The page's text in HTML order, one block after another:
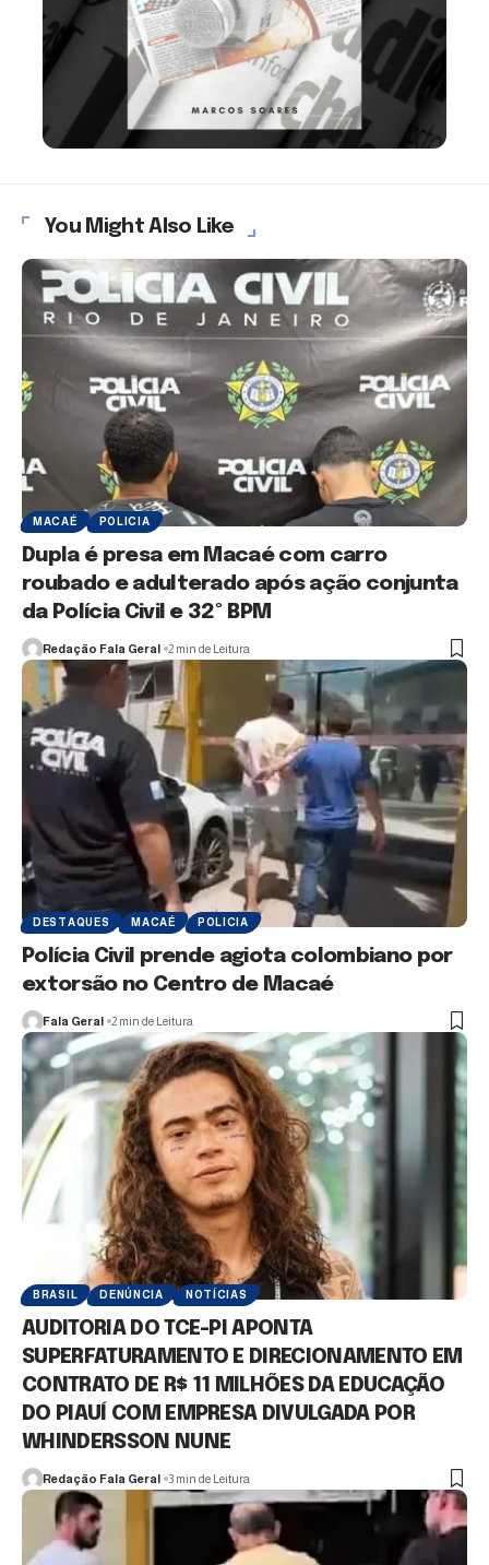
You Might Also Like
MACAÉ POLICIA
Dupla é presa em Macaé com carro
roubado e adulterado após ação conjunta
da Polícia Civil e 32º BPM
Redação Fala Geral 2 min de Leitura
DESTAQUES MACAÉ POLICIA
Polícia Civil prende agiota colombiano por
extorsão no Centro de Macaé
Fala Geral 2 min de Leitura
BRASIL DENÚNCIA NOTÍCIAS
AUDITORIA DO TCE-PI APONTA
SUPERFATURAMENTO E DIRECIONAMENTO EM
CONTRATO DE R$ 11 MILHÕES DA EDUCAÇÃO
DO PIAUÍ COM EMPRESA DIVULGADA POR
WHINDERSSON NUNE
Redação Fala Geral 3 min de Leitura